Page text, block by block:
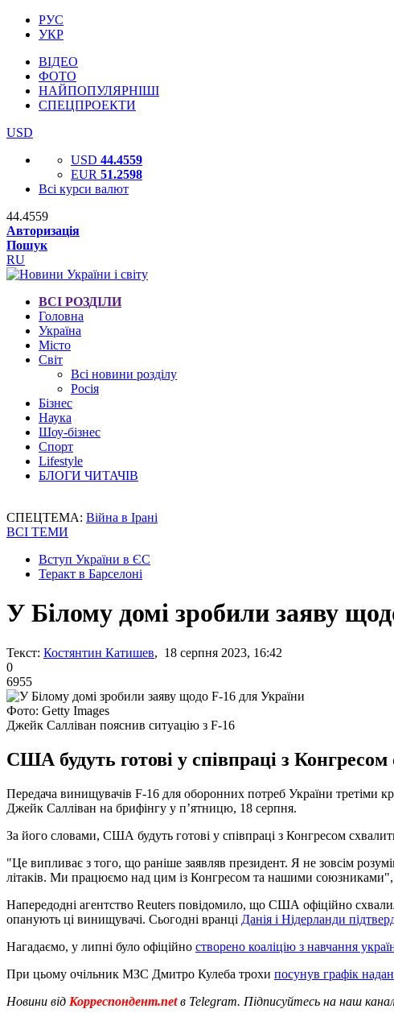
РУС
УКР
ВІДЕО
ФОТО
НАЙПОПУЛЯРНІШІ
СПЕЦПРОЕКТИ
USD
USD 44.4559
EUR 51.2598
Всі курси валют
44.4559
Авторизація
Пошук
RU
ВСІ РОЗДІЛИ
Головна
Україна
Місто
Світ
Всі новини розділу
Росія
Бізнес
Наука
Шоу-бізнес
Спорт
Lifestyle
БЛОГИ ЧИТАЧІВ
СПЕЦТЕМА: Війна в Ірані
ВСІ ТЕМИ
Вступ України в ЄС
Теракт в Барселоні
У Білому домі зробили заяву
Текст: Костянтин Катишев, 18 серпня 2023, 16:42
0
6955
Фото: Getty Images
Джейк Салліван пояснив ситуацію з F-16
США будуть готові у співпраці з
Передача винищувачів F-16 для оборонних потреб України третіми
Джейк Салліван на брифінгу у п’ятницю, 18 серпня.
За його словами, США будуть готові у співпраці з Конгресом
"Це випливає з того, що раніше заявляв президент. Я не зовсім
літаків. Ми працюємо над цим із Конгресом та нашими союзниками",
Напередодні агентство Reuters повідомило, що США офіційно
опанують ці винищувачі. Сьогодні вранці Данія і Нідерланди
Нагадаємо, у липні було офіційно створено коаліцію з навчання
При цьому очільник МЗС Дмитро Кулеба трохи посунув графік
Новини від Корреспондент.netв Telegram. Підписуйтесь на наш